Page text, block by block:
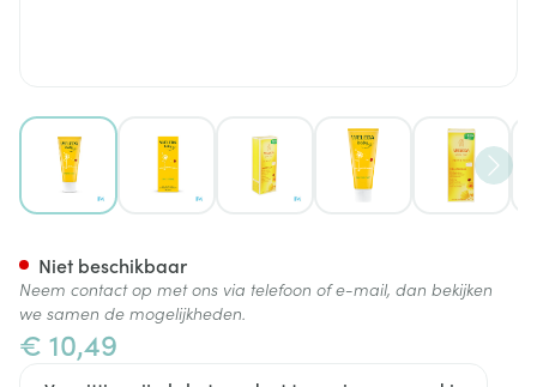
View larger imageView larger imageView larger imageView larger image
View
€ 10,49
Niet beschikbaar
Neem contact op met ons via telefoon of e-mail, dan bekijken
we samen de mogelijkheden.